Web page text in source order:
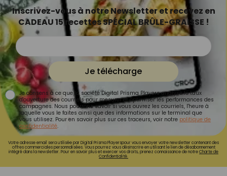
Inscrivez-vous à notre Newsletter et recevez en
CADEAU 15 recettes SPÉCIAL BRÛLE-GRAISSE !
Je télécharge
Je consens à ce que la société Digital Prisma Players analyse le taux
d'ouverture des courriels pour mesurer et optimiser les performances des
campagnes. Nous pourrons savoir si vous ouvrez les courriels, l'heure à
laquelle vous le faites ainsi que des informations sur le terminal que
vous utilisez. Pour en savoir plus sur ces traceurs, voir notre politique de
confidentialité.
Votre adresse email sera utilisée par Digital Prisma Playerspour vous envoyer votre newsletter contenant des
offres commerciales personnalisées. Vous pourrez vous désinscrire en utilisant le lien de désabonnement
intégré dans la newsletter. Pour en savoir plus et exercer vos droits, prenez connaissance de notreCharte de
Confidentialité.